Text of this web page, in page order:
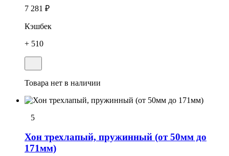
7 281 ₽
Кэшбек
+ 510
Товара нет в наличии
5
Хон трехлапый, пружинный (от 50мм до
171мм)